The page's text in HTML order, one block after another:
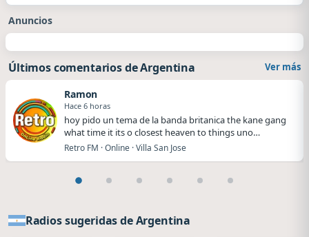
Anuncios
Últimos comentarios de Argentina Ver más
Ramon
Hace 6 horas
hoy pido un tema de la banda britanica the kane gang
what time it its o closest heaven to things uno…
Retro FM · Online · Villa San Jose
Radios sugeridas de Argentina